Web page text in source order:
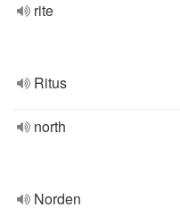
rite
Ritus
north
Norden